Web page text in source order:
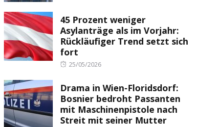
45 Prozent weniger
Asylanträge als im Vorjahr:
Rückläufiger Trend setzt sich
fort
Posted
25/05/2026
Drama in Wien-Floridsdorf:
Bosnier bedroht Passanten
mit Maschinenpistole nach
Streit mit seiner Mutter